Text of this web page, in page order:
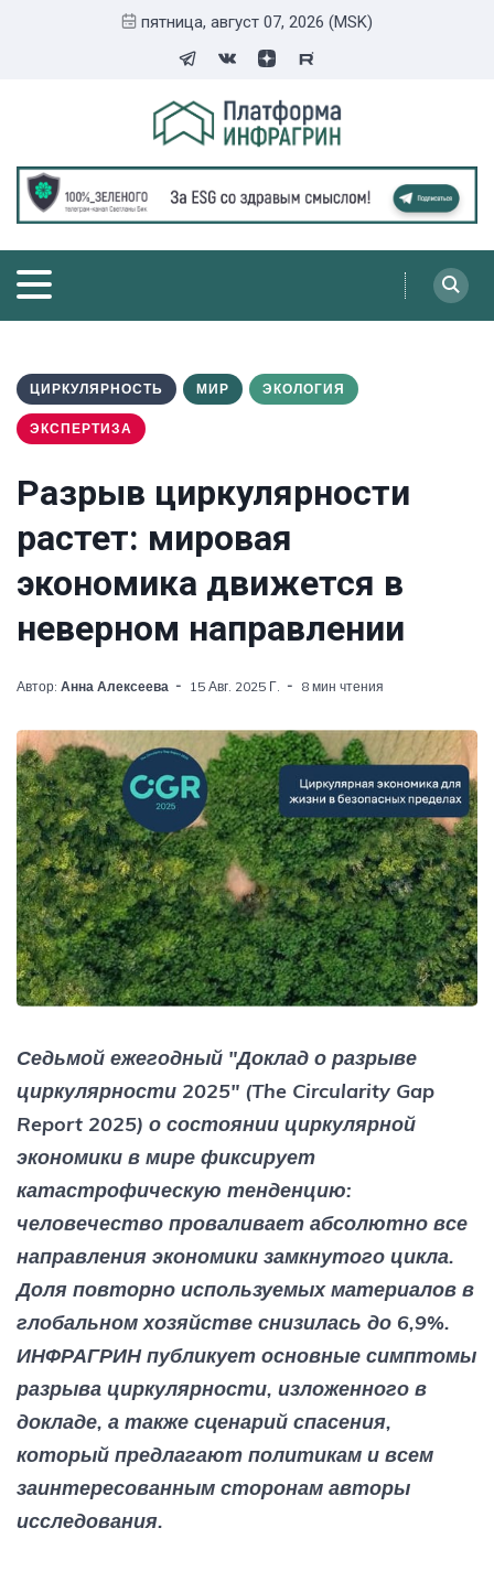
пятница, август 07, 2026 (MSK)
ЦИРКУЛЯРНОСТЬ МИР ЭКОЛОГИЯ
ЭКСПЕРТИЗА
Разрыв циркулярности
растет: мировая
экономика движется в
неверном направлении
Автор: Анна Алексеева 15 Авг. 2025 Г. 8 мин чтения
Седьмой ежегодный "Доклад о разрыве
циркулярности 2025" (The Circularity Gap
Report 2025) о состоянии циркулярной
экономики в мире фиксирует
катастрофическую тенденцию:
человечество проваливает абсолютно все
направления экономики замкнутого цикла.
Доля повторно используемых материалов в
глобальном хозяйстве снизилась до 6,9%.
ИНФРАГРИН публикует основные симптомы
разрыва циркулярности, изложенного в
докладе, а также сценарий спасения,
который предлагают политикам и всем
заинтересованным сторонам авторы
исследования.